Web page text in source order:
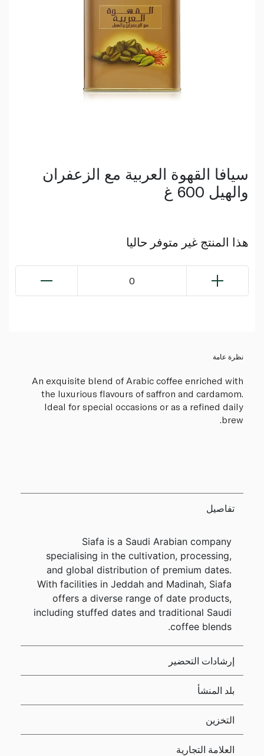
سيافا القهوة العربية مع الزعفران
والهيل 600 غ
هذا المنتج غير متوفر حاليا
0
نظرة عامة
An exquisite blend of Arabic coffee enriched with
the luxurious flavours of saffron and cardamom.
Ideal for special occasions or as a refined daily
brew.
تفاصيل
Siafa is a Saudi Arabian company
specialising in the cultivation, processing,
and global distribution of premium dates.
With facilities in Jeddah and Madinah, Siafa
offers a diverse range of date products,
including stuffed dates and traditional Saudi
coffee blends.
إرشادات التحضير
بلد المنشأ
التخزين
العلامة التجارية